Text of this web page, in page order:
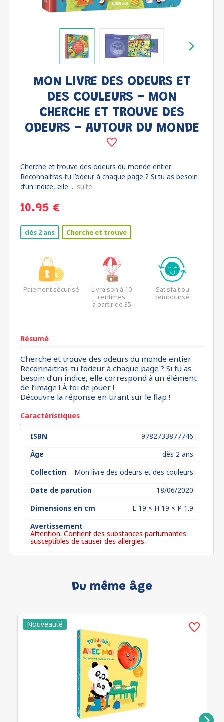
MON LIVRE DES ODEURS ET
DES COULEURS - MON
CHERCHE ET TROUVE DES
ODEURS - AUTOUR DU MONDE
Cherche et trouve des odeurs du monde entier.
Reconnaitras-tu l’odeur à chaque page ? Si tu as besoin
d’un indice, elle ... suite
10.95 €
dès 2 ans Cherche et trouve
Paiement sécurisé
Livraison à 10
centimes
à partir de 35
Satisfait ou
remboursé
Résumé
Cherche et trouve des odeurs du monde entier.
Reconnaitras-tu l’odeur à chaque page ? Si tu as
besoin d’un indice, elle correspond à un élément
de l’image ! À toi de jouer !
Découvre la réponse en tirant sur le flap !
Caractéristiques
ISBN
9782733877746
Âge
dès 2 ans
Collection
Mon livre des odeurs et des couleurs
Date de parution
18/06/2020
Dimensions en cm
L 19 × H 19 × P 1.9
Avertissement
Attention. Contient des substances parfumantes
susceptibles de causer des allergies.
Du même âge